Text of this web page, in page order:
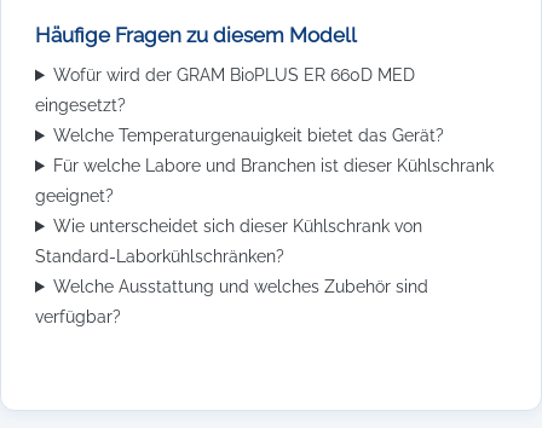
Häufige Fragen zu diesem Modell
Wofür wird der GRAM BioPLUS ER 660D MED
eingesetzt?
Welche Temperaturgenauigkeit bietet das Gerät?
Für welche Labore und Branchen ist dieser Kühlschrank
geeignet?
Wie unterscheidet sich dieser Kühlschrank von
Standard-Laborkühlschränken?
Welche Ausstattung und welches Zubehör sind
verfügbar?